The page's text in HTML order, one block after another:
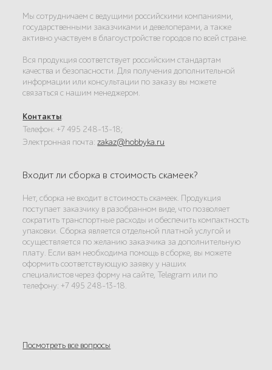
Мы сотрудничаем с ведущими российскими компаниями,
государственными заказчиками и девелоперами, а также
активно участвуем в благоустройстве городов по всей стране.
Вся продукция соответствует российским стандартам
качества и безопасности. Для получения дополнительной
информации или консультации по заказу вы можете
связаться с нашим менеджером.
Контакты:
Телефон: +7 495 248-13-18;
Электронная почта:zakaz@hobbyka.ru
Входит ли сборка в стоимость скамеек?
Нет, сборка не входит в стоимость скамеек. Продукция
поступает заказчику в разобранном виде, что позволяет
сократить транспортные расходы и обеспечить компактность
упаковки. Сборка является отдельной платной услугой и
осуществляется по желанию заказчика за дополнительную
плату. Если вам необходима помощь в сборке, вы можете
оформить соответствующую заявку у наших
специалистов через форму на сайте, Telegram или по
телефону: +7 495 248-13-18.
Посмотреть все вопросы